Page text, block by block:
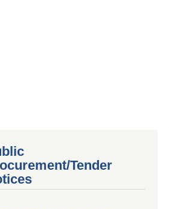
Tender